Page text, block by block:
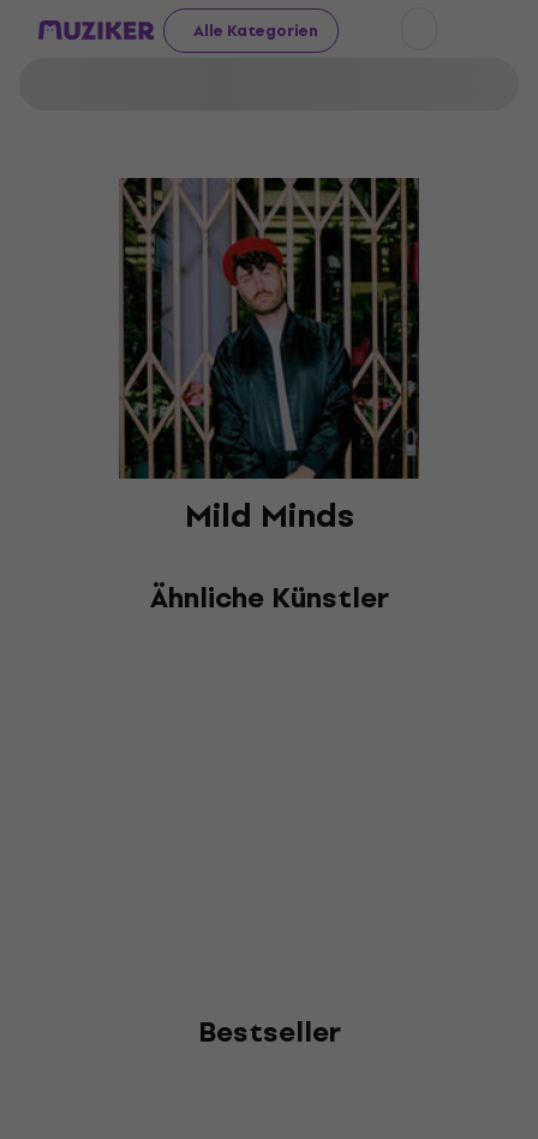
Alle Kategorien
Mild Minds
Ähnliche Künstler
Bestseller